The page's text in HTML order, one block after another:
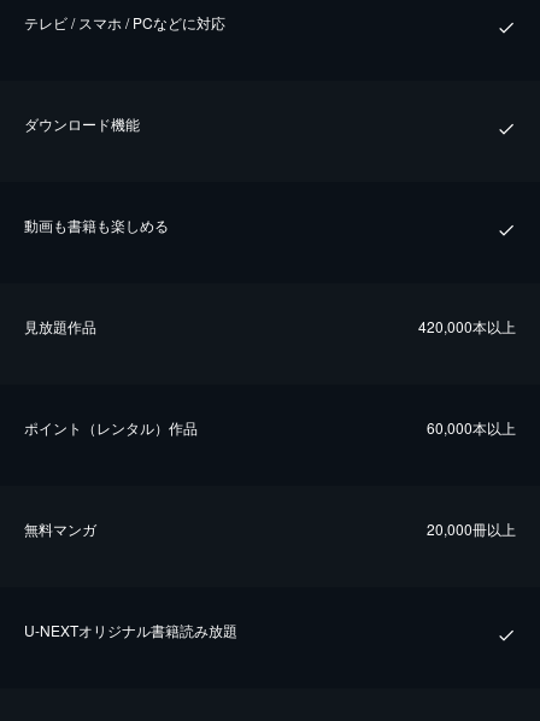
テレビ / スマホ / PCなどに対応
ダウンロード機能
動画も書籍も楽しめる
⾒放題作品 420,000本以上
ポイント（レンタル）作品 60,000本以上
無料マンガ 20,000冊以上
U-NEXTオリジナル書籍読み放題